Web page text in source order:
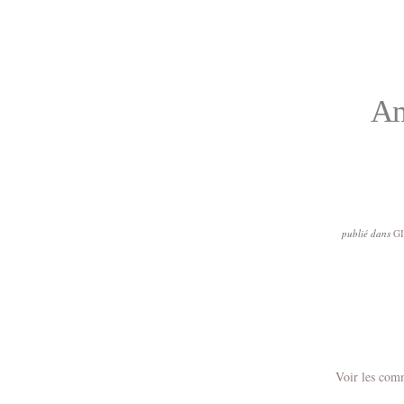
publié dans
Voir les